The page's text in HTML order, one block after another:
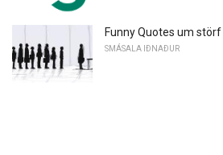
Funny Quotes um
SMÁSALA IÐNAÐUR